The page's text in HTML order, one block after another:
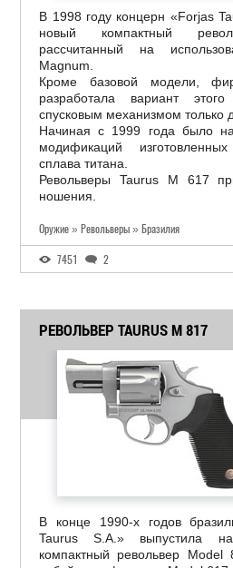
В 1998 году концерн «Forjas
новый компактный
рассчитанный на
Magnum.
Кроме базовой модели,
разработала вариант
спусковым механизмом только
Начиная с 1999 года было
модификаций
сплава титана.
Револьверы Taurus M 617
ношения.
Оружие » Револьверы » Бразилия
7451 2
РЕВОЛЬВЕР TAURUS M 817
В конце 1990-х годов
Taurus S.A.» выпустила
компактный револьвер Model